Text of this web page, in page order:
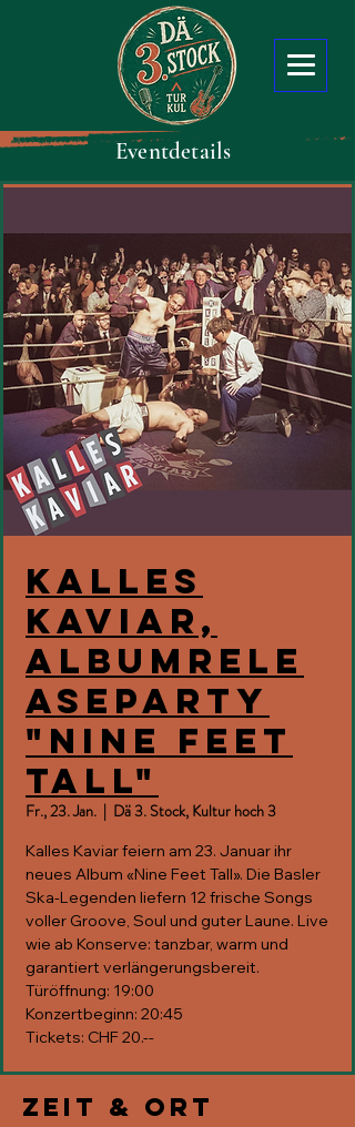
Eventdetails
Kalles
Kaviar,
Albumrele
aseparty
"Nine Feet
Tall"
Fr., 23. Jan.
  |
Dä 3. Stock, Kultur hoch 3
Kalles Kaviar feiern am 23. Januar ihr
neues Album «Nine Feet Tall». Die Basler
Ska-Legenden liefern 12 frische Songs
voller Groove, Soul und guter Laune. Live
wie ab Konserve: tanzbar, warm und
garantiert verlängerungsbereit.
Türöffnung: 19:00
Konzertbeginn: 20:45
Tickets: CHF 20.--
Zeit & Ort